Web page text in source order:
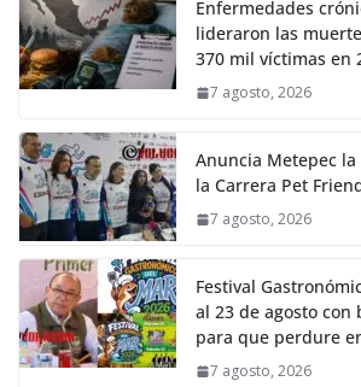
Enfermedades
lideraron las
370 mil víctimas en
7 agosto, 2026
Anuncia Metepec
la Carrera Pet
7 agosto, 2026
Festival
al 23 de agosto con
para que perdure
7 agosto, 2026